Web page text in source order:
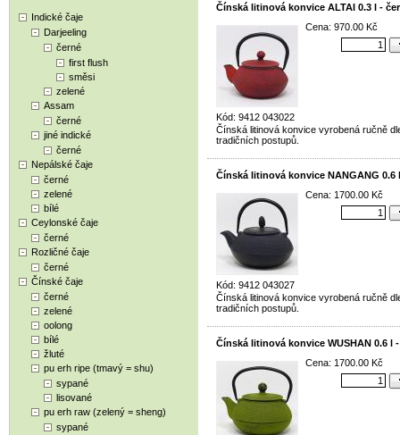
Indické čaje
Darjeeling
černé
first flush
směsi
zelené
Assam
černé
jiné indické
černé
Nepálské čaje
černé
zelené
bílé
Ceylonské čaje
černé
Rozličné čaje
černé
Čínské čaje
černé
zelené
oolong
bílé
žluté
pu erh ripe (tmavý = shu)
sypané
lisované
pu erh raw (zelený = sheng)
sypané
Čínská litinová konvice ALTAI 0.3 l -
Kód: 9412 043022
Cena: 970.00 Kč
Čínská litinová konvice vyrobená ručně
tradičních postupů.
Čínská litinová konvice NANGANG 0.6
Kód: 9412 043027
Cena: 1700.00 Kč
Čínská litinová konvice vyrobená ručně
tradičních postupů.
Čínská litinová konvice WUSHAN 0.6 l
Cena: 1700.00 Kč